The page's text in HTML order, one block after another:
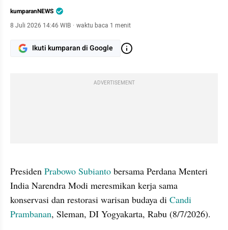
kumparanNEWS
8 Juli 2026 14:46 WIB · waktu baca 1 menit
Ikuti kumparan di Google
ADVERTISEMENT
Presiden Prabowo Subianto bersama Perdana Menteri
India Narendra Modi meresmikan kerja sama
konservasi dan restorasi warisan budaya di Candi
Prambanan, Sleman, DI Yogyakarta, Rabu (8/7/2026).